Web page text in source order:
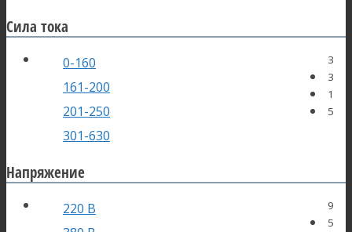
Сила тока
0-160 3
161-200
3
201-250
1
301-630
5
Напряжение
220 В 9
5